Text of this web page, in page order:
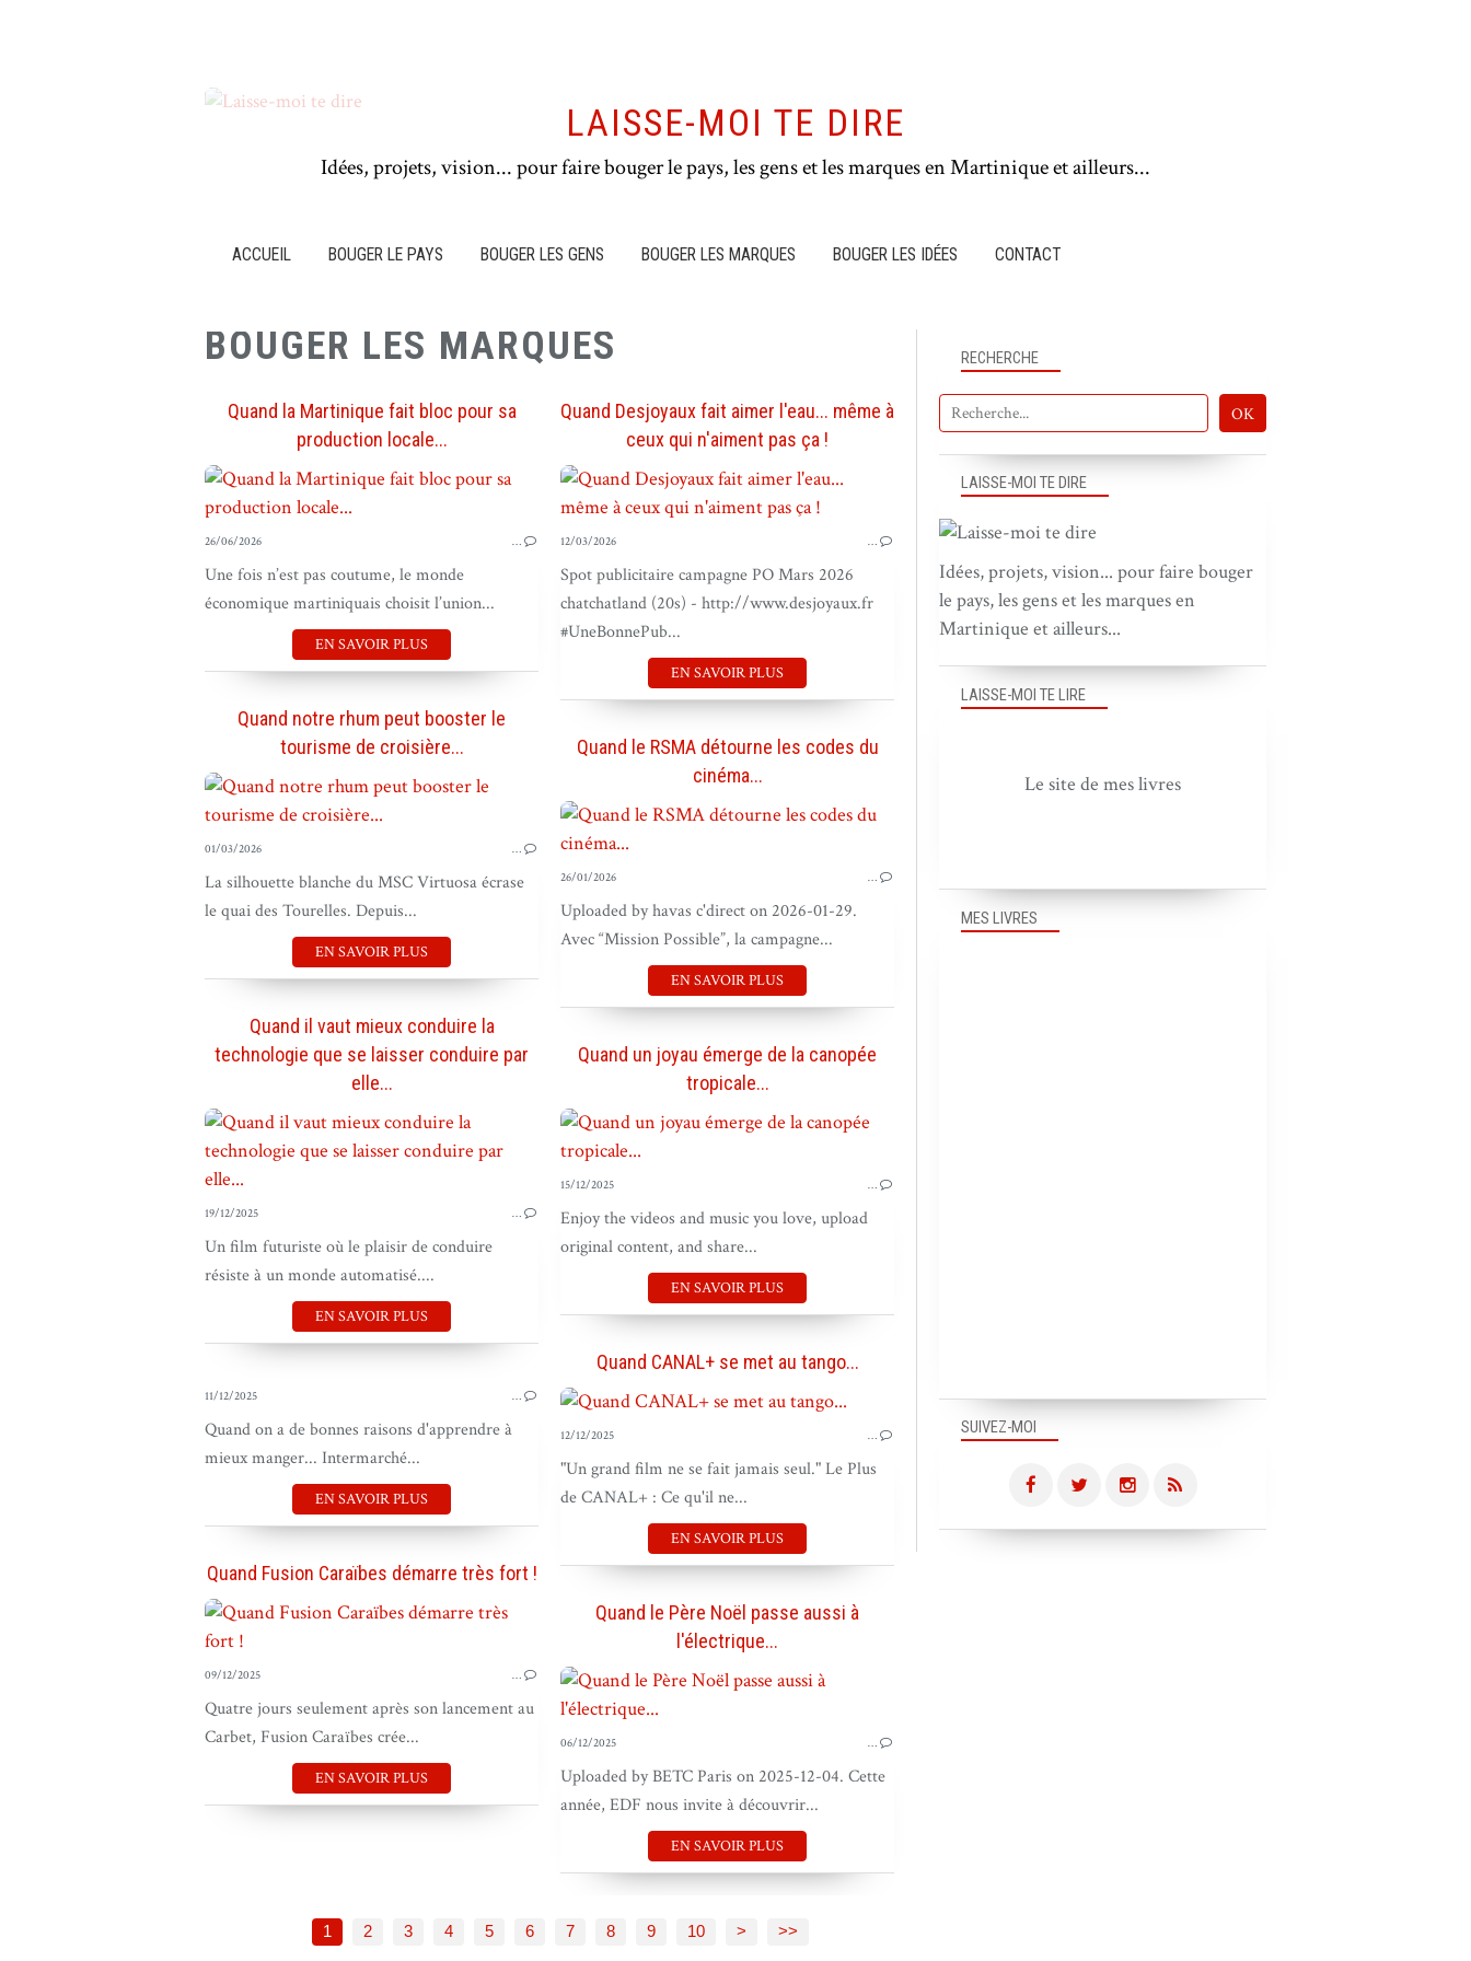
LAISSE-MOI TE DIRE
Idées, projets, vision... pour faire bouger le pays, les gens et les marques en Martinique et ailleurs...
ACCUEIL BOUGER LE PAYS BOUGER LES GENS BOUGER LES MARQUES BOUGER LES IDÉES CONTACT
BOUGER LES MARQUES
Quand la Martinique fait bloc pour sa
production locale...
BOUGER LE PAYS
BOUGER LES GENS
BOUGER LES MARQUES
26/06/2026 …
Une fois n’est pas coutume, le monde
économique martiniquais choisit l’union...
EN SAVOIR PLUS
Quand Desjoyaux fait aimer l'eau... même à
ceux qui n'aiment pas ça !
BOUGER LES MARQUES
12/03/2026 …
Spot publicitaire campagne PO Mars 2026
chatchatland (20s) - http://www.desjoyaux.fr
#UneBonnePub...
EN SAVOIR PLUS
Quand notre rhum peut booster le
tourisme de croisière...
BOUGER LES GENS
01/03/2026 …
La silhouette blanche du MSC Virtuosa écrase
le quai des Tourelles. Depuis...
EN SAVOIR PLUS
Quand le RSMA détourne les codes du
cinéma...
26/01/2026 …
Uploaded by havas c'direct on 2026-01-29.
Avec “Mission Possible”, la campagne...
EN SAVOIR PLUS
Quand il vaut mieux conduire la
technologie que se laisser conduire par
elle...
BOUGER LES MARQUES
19/12/2025 …
Un film futuriste où le plaisir de conduire
résiste à un monde automatisé....
EN SAVOIR PLUS
Quand un joyau émerge de la canopée
tropicale...
15/12/2025 …
Enjoy the videos and music you love, upload
original content, and share...
EN SAVOIR PLUS
Quand CANAL+ se met au tango...
BOUGER LES MARQUES
12/12/2025 …
"Un grand film ne se fait jamais seul." Le Plus
de CANAL+ : Ce qu'il ne...
EN SAVOIR PLUS
BOUGER LES MARQUES
11/12/2025 …
Quand on a de bonnes raisons d'apprendre à
mieux manger... Intermarché...
EN SAVOIR PLUS
Quand Fusion Caraïbes démarre très fort !
BOUGER LE PAYS
BOUGER LES MARQUES
09/12/2025 …
Quatre jours seulement après son lancement au
Carbet, Fusion Caraïbes crée...
EN SAVOIR PLUS
Quand le Père Noël passe aussi à
l'électrique...
06/12/2025 …
Uploaded by BETC Paris on 2025-12-04. Cette
année, EDF nous invite à découvrir...
EN SAVOIR PLUS
1 2 3 4 5 6 7 8 9 10 > >>
SUIVEZ-MOI
RECHERCHE
LAISSE-MOI TE DIRE
Idées, projets, vision... pour faire bouger
le pays, les gens et les marques en
Martinique et ailleurs...
MES LIVRES
LAISSE-MOI TE LIRE
Le site de mes livres